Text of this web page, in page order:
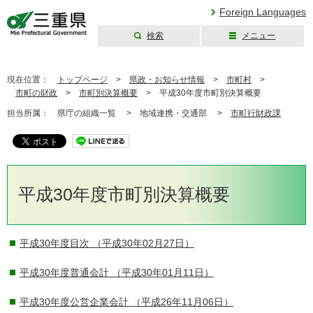
Foreign Languages
検索 メニュー
現在位置： トップページ > 県政・お知らせ情報 > 市町村 >
市町の財政 > 市町別決算概要 > 平成30年度市町別決算概要
担当所属： 県庁の組織一覧 > 地域連携・交通部 > 市町行財政課
平成30年度市町別決算概要
平成30年度目次 （平成30年02月27日）
平成30年度普通会計 （平成30年01月11日）
平成30年度公営企業会計 （平成26年11月06日）